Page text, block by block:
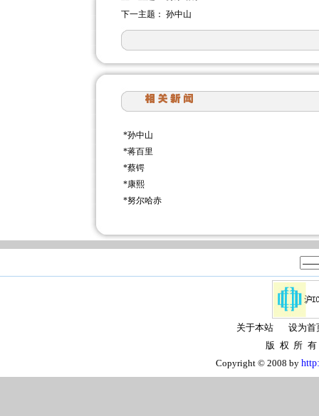
下一主题： 孙中山
*孙中山
*蒋百里
*蔡锷
*康熙
*努尔哈赤